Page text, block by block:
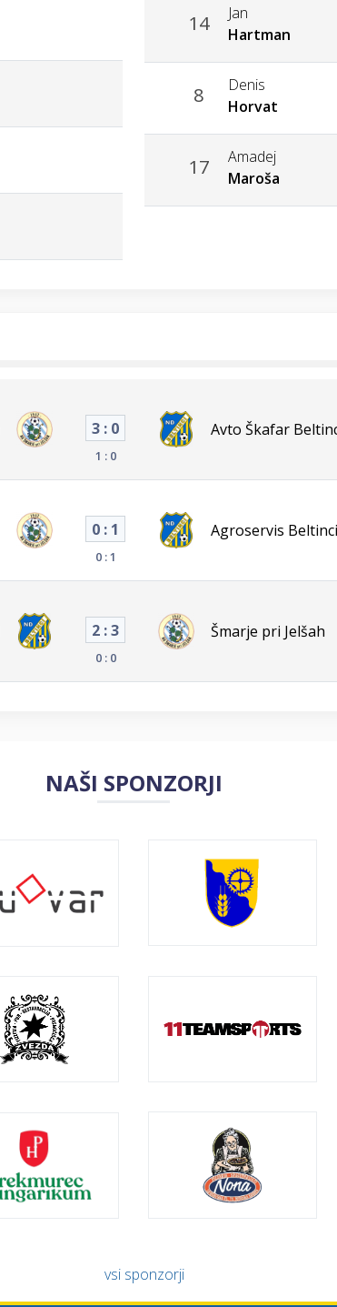
14
Jan
Hartman
8
Denis
Horvat
17
Amadej
Maroša
3 : 0
1 : 0
Avto Škafar
0 : 1
0 : 1
Agroservis Beltinci
2 : 3
0 : 0
Šmarje pri Jelšah
NAŠI SPONZORJI
vsi sponzorji